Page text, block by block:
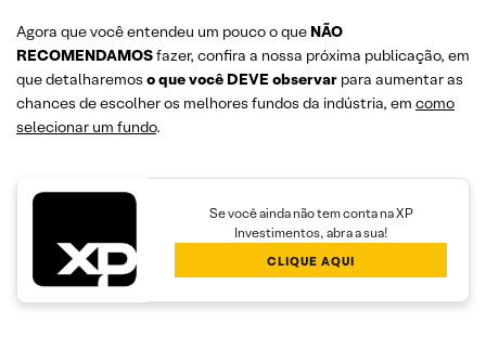
Agora que você entendeu um pouco o que NÃO
RECOMENDAMOSfazer, confira a nossa próxima publicação, em
que detalharemos o que você DEVE observar para aumentar as
chances de escolher os melhores fundos da indústria, em como
selecionar um fundo.
Se você ainda não tem conta na XP
Investimentos, abra a sua!
CLIQUE AQUI